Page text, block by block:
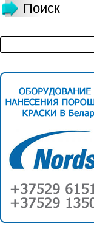
Поиск